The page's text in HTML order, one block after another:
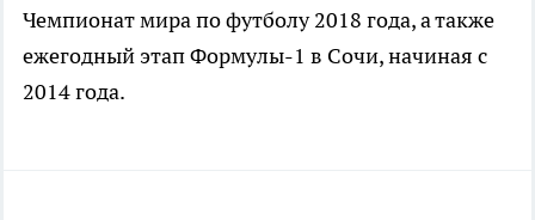
Чемпионат мира по футболу 2018 года, а также
ежегодный этап Формулы-1 в Сочи, начиная с
2014 года.